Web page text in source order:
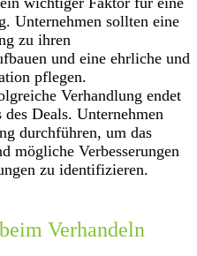
Unternehmen sollten eine
zu ihren
und eine ehrliche und
pflegen.
Verhandlung endet
Deals. Unternehmen
durchführen, um das
mögliche Verbesserungen
zu identifizieren.
Verhandeln